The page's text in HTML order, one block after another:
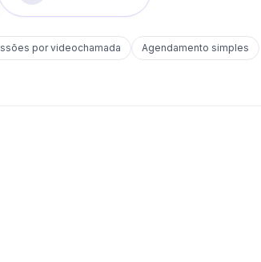
por videochamada Agendamento simples